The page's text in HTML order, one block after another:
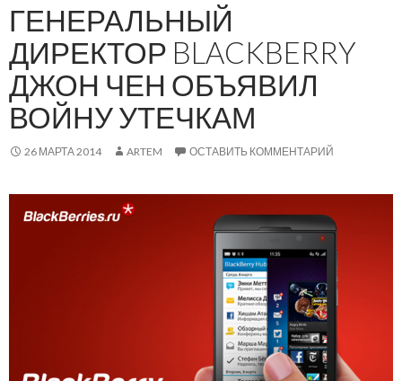
ГЕНЕРАЛЬНЫЙ
ДИРЕКТОР BLACKBERRY
ДЖОН ЧЕН ОБЪЯВИЛ
ВОЙНУ УТЕЧКАМ
26 МАРТА 2014 ARTEM ОСТАВИТЬ КОММЕНТАРИЙ